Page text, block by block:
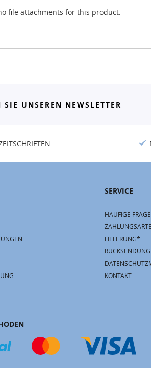
file attachments for this product.
UNSEREN NEWSLETTER
SERVICE
HÄUFIGE
LIEFERUNG*
KONTAKT